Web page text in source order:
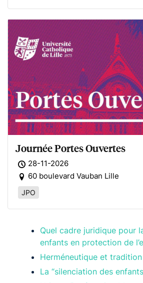
Journée Portes Ouvertes
28-11-2026
60 boulevard Vauban Lille
JPO
Quel cadre juridique pour
enfants en protection de
Herméneutique et tradition
La “silenciation des